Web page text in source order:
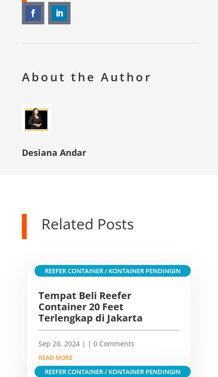
About the Author
Desiana Andar
Related Posts
Tempat Beli Reefer
Container 20 Feet
Terlengkap di Jakarta
Sep 20, 2024|
REEFER CONTAINER / KONTAINER PENDINGIN
| 0 Comments
READ MORE
REEFER CONTAINER / KONTAINER PENDINGIN